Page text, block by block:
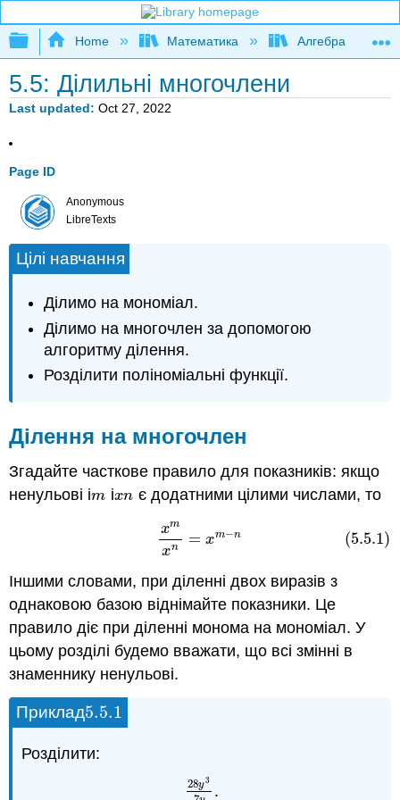
Expand/collapse global hierarchy
Home Математика Алгебра
5.5: Ділильні многочлени
Last updated Oct 27, 2022
Page ID
Anonymous
LibreTexts
Цілі навчання
Ділимо на мономіал.
Ділимо на многочлен за допомогою
алгоритму ділення.
Розділити поліноміальні функції.
Ділення на многочлен
Згадайте часткове правило для показників: якщо
ненульові іm
m іx
xn
n є додатними цілими числами, то
xm
xn = xm−n (5.5.1)
(5.5.1)x n=xm
Іншими словами, при діленні двох виразів з
однаковою базою віднімайте показники. Це
правило діє при діленні монома на мономіал. У
цьому розділі будемо вважати, що всі змінні в
знаменнику ненульові.
Приклад5.5.1
5.5.1
Розділити:
28y3
28y3.